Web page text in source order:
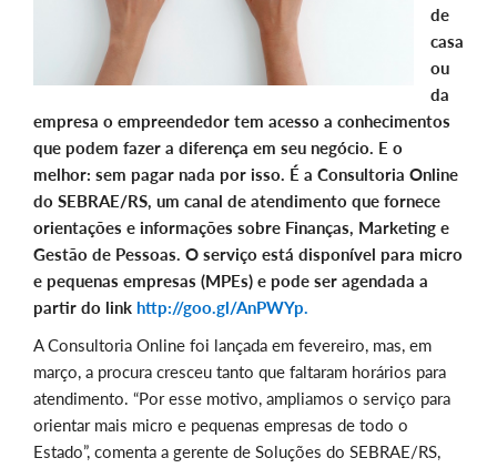
de
casa
ou
da
empresa o empreendedor tem acesso a conhecimentos
que podem fazer a diferença em seu negócio. E o
melhor: sem pagar nada por isso. É a Consultoria Online
do SEBRAE/RS, um canal de atendimento que fornece
orientações e informações sobre Finanças, Marketing e
Gestão de Pessoas. O serviço está disponível para micro
e pequenas empresas (MPEs) e pode ser agendada a
partir do link http://goo.gl/AnPWYp.
A Consultoria Online foi lançada em fevereiro, mas, em
março, a procura cresceu tanto que faltaram horários para
atendimento. “Por esse motivo, ampliamos o serviço para
orientar mais micro e pequenas empresas de todo o
Estado”, comenta a gerente de Soluções do SEBRAE/RS,